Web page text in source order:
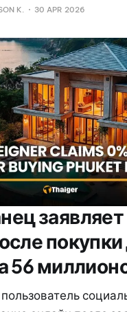
K. 30 APR 2026
56